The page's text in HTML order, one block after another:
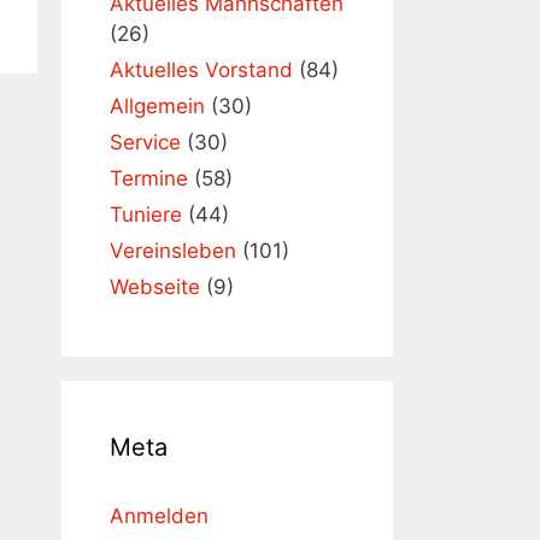
(26)
Aktuelles Vorstand (84)
Allgemein (30)
Service (30)
Termine (58)
Tuniere (44)
Vereinsleben (101)
Webseite (9)
Meta
Anmelden